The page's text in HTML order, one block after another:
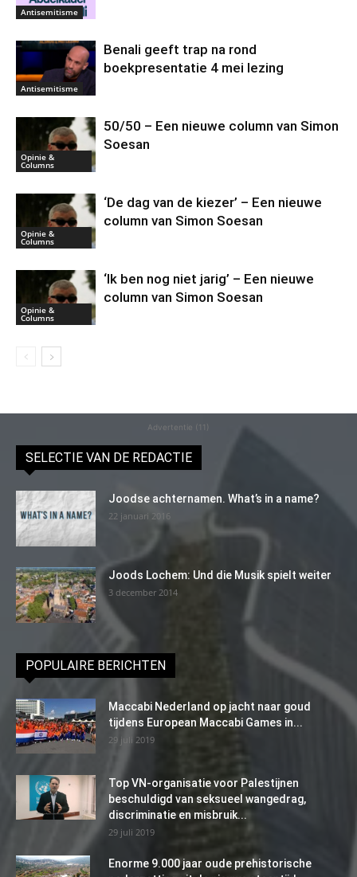
Antisemitisme
Antisemitisme
Benali geeft trap na rond
boekpresentatie 4 mei lezing
Opinie &
Columns
50/50 – Een nieuwe column van Simon
Soesan
Opinie &
Columns
‘De dag van de kiezer’ – Een nieuwe
column van Simon Soesan
Opinie &
Columns
‘Ik ben nog niet jarig’ – Een nieuwe
column van Simon Soesan
Advertentie (11)
SELECTIE VAN DE REDACTIE
Joodse achternamen. What’s in a name?
22 januari 2016
Joods Lochem: Und die Musik spielt weiter
3 december 2014
POPULAIRE BERICHTEN
Maccabi Nederland op jacht naar goud
tijdens European Maccabi Games in...
29 juli 2019
Top VN-organisatie voor Palestijnen
beschuldigd van seksueel wangedrag,
discriminatie en misbruik...
29 juli 2019
Enorme 9.000 jaar oude prehistorische